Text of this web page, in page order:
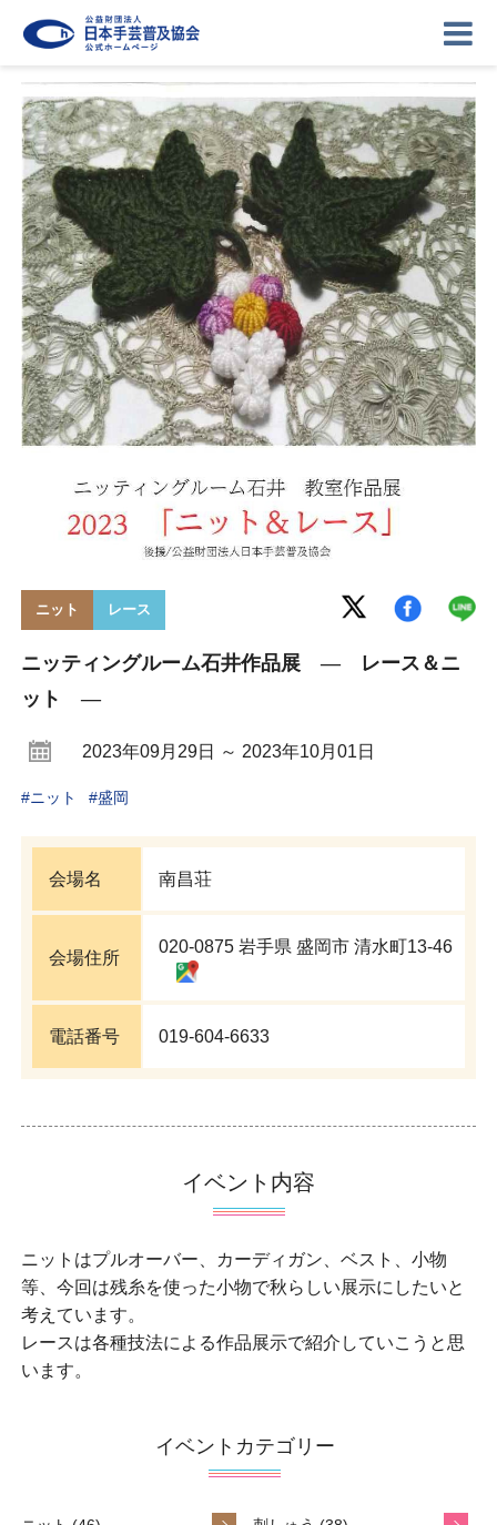
ニュース 記事 講座
イベント ギャラリー お問い合わせ
協会について ログイン
ニット レース
ニッティングルーム石井作品展 ― レース＆ニ
ット ―
2023年09月29日 ～ 2023年10月01日
#ニット #盛岡
会場名 南昌荘
会場住所
020-0875 岩手県 盛岡市 清水町13-46
電話番号 019-604-6633
イベント内容
ニットはプルオーバー、カーディガン、ベスト、小物
等、今回は残糸を使った小物で秋らしい展示にしたいと
考えています。
レースは各種技法による作品展示で紹介していこうと思
います。
イベントカテゴリー